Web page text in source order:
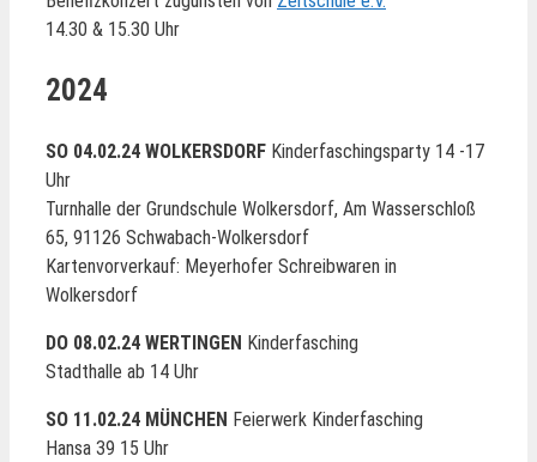
14.30 & 15.30 Uhr
2024
SO 04.02.24 WOLKERSDORF Kinderfaschingsparty 14 -17
Uhr
Turnhalle der Grundschule Wolkersdorf, Am Wasserschloß
65, 91126 Schwabach-Wolkersdorf
Kartenvorverkauf: Meyerhofer Schreibwaren in
Wolkersdorf
DO 08.02.24 WERTINGEN Kinderfasching
Stadthalle ab 14 Uhr
SO 11.02.24 MÜNCHEN Feierwerk Kinderfasching
Hansa 39 15 Uhr